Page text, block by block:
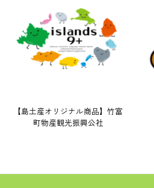
【島土産オリジナル商品】竹富
町物産観光振興公社